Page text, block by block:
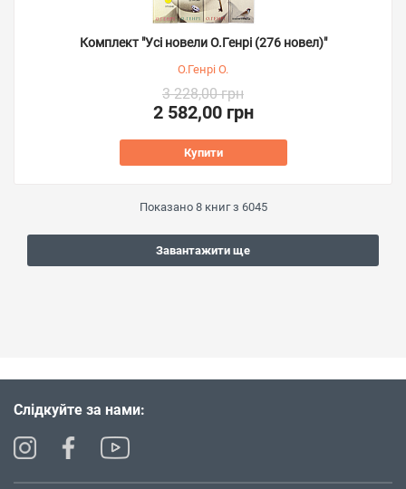
Комплект "Усі новели О.Генрі (276 новел)"
О.Генрі О.
3 228,00 грн
2 582,00 грн
Купити
Показано 8книг з 6045
Завантажити ще
Слідкуйте за нами: